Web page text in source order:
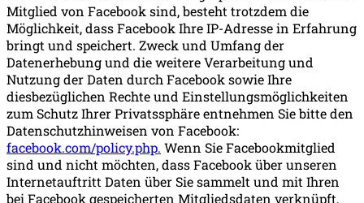
Mitglied von Facebook sind, besteht trotzdem die
Möglichkeit, dass Facebook Ihre IP-Adresse in Erfahrung
bringt und speichert. Zweck und Umfang der
Datenerhebung und die weitere Verarbeitung und
Nutzung der Daten durch Facebook sowie Ihre
diesbezüglichen Rechte und Einstellungsmöglichkeiten
zum Schutz Ihrer Privatssphäre entnehmen Sie bitte den
Datenschutzhinweisen von Facebook:
facebook.com/policy.php. Wenn Sie Facebookmitglied
sind und nicht möchten, dass Facebook über unseren
Internetauftritt Daten über Sie sammelt und mit Ihren
bei Facebook gespeicherten Mitgliedsdaten verknüpft,